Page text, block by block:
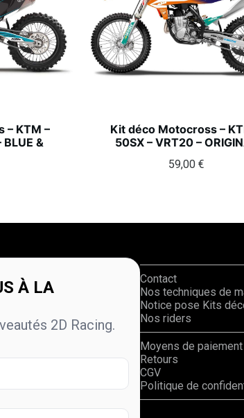
– KTM –
BLUE &
Kit déco Motocross –
50SX – VRT20 –
59,00 €
À LA
2D Racing.
Contact
Nos techniques de
Notice pose Kits
Nos riders
Moyens de paiement
Retours
CGV
Politique de